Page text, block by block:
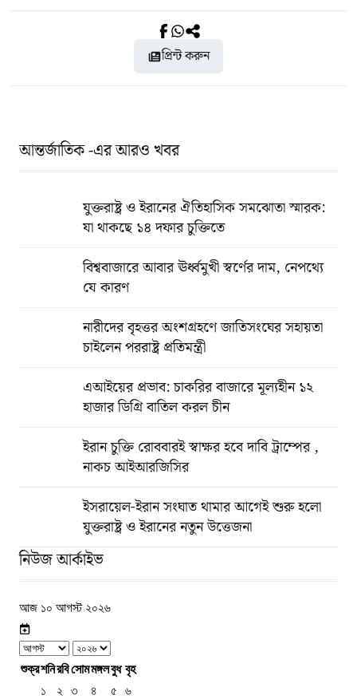
প্রিন্ট করুন
আন্তর্জাতিক -এর আরও খবর
যুক্তরাষ্ট্র ও ইরানের ঐতিহাসিক সমঝোতা স্মারক:
যা থাকছে ১৪ দফার চুক্তিতে
বিশ্ববাজারে আবার ঊর্ধ্বমুখী স্বর্ণের দাম, নেপথ্যে
যে কারণ
নারীদের বৃহত্তর অংশগ্রহণে জাতিসংঘের সহায়তা
চাইলেন পররাষ্ট্র প্রতিমন্ত্রী
এআইয়ের প্রভাব: চাকরির বাজারে মূল্যহীন ১২
হাজার ডিগ্রি বাতিল করল চীন
ইরান চুক্তি রোববারই স্বাক্ষর হবে দাবি ট্রাম্পের ,
নাকচ আইআরজিসির
ইসরায়েল-ইরান সংঘাত থামার আগেই শুরু হলো
যুক্তরাষ্ট্র ও ইরানের নতুন উত্তেজনা
নিউজ আর্কাইভ
আজ ১০ আগস্ট ২০২৬
শুক্রশনিরবিসোমমঙ্গলবুধ বৃহ
১
২ ৩ ৪ ৫
৬